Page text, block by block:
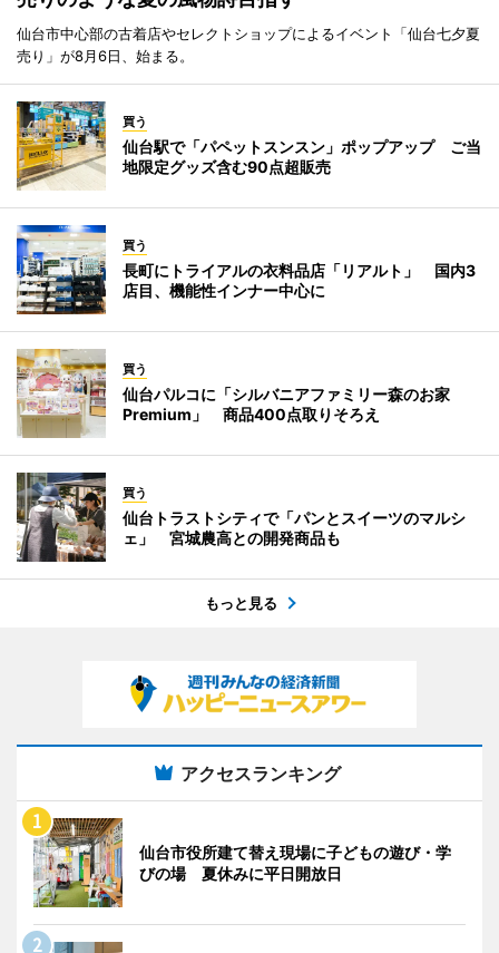
仙台市中心部の古着店やセレクトショップによるイベント「仙台七夕夏
売り」が8月6日、始まる。
買う
仙台駅で「パペットスンスン」ポップアップ ご当
地限定グッズ含む90点超販売
買う
長町にトライアルの衣料品店「リアルト」 国内3
店目、機能性インナー中心に
買う
仙台パルコに「シルバニアファミリー森のお家
Premium」 商品400点取りそろえ
買う
仙台トラストシティで「パンとスイーツのマルシ
ェ」 宮城農高との開発商品も
もっと見る
アクセスランキング
仙台市役所建て替え現場に子どもの遊び・学
びの場 夏休みに平日開放日